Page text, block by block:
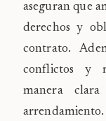
aseguran que
derechos y
contrato.
conflictos y
manera
arrendamiento.